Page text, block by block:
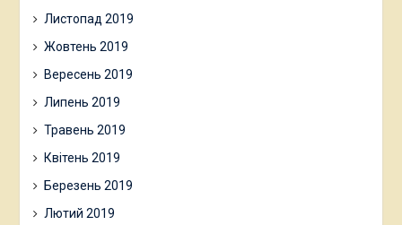
Листопад 2019
Жовтень 2019
Вересень 2019
Липень 2019
Травень 2019
Квітень 2019
Березень 2019
Лютий 2019